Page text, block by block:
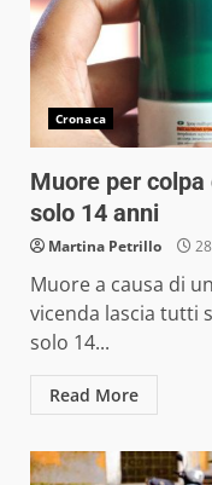
Cronaca
Muore per
solo 14 anni
Martina Petrillo
Muore a causa di
vicenda lascia tutti
solo 14...
Read More